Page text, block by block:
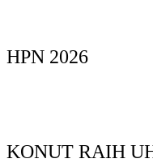
HPN 2026
KONUT RAIH